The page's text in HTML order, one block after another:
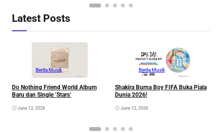
Latest Posts
Berita Musik
Do Nothing Friend World Album
Baru dan Single ‘Stars’
June 12, 2026
Berita Musik
Shakira Burna Boy FIFA Buka Piala
Dunia 2026!
June 12, 2026